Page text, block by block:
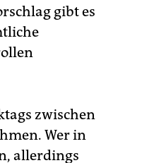
gibt es
zwischen
Wer in
allerdings